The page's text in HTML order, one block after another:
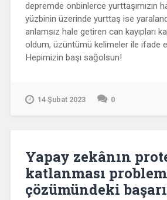
depremde onbinlerce yurttaşımızın
yüzbinin üzerinde yurttaş ise
anlamsız hale getiren can kayıpları
oldum, üzüntümü kelimeler ile ifade
Hepimizin başı sağolsun!
14 Şubat 2023 0
Yapay zekânın
katlanması
çözümündeki